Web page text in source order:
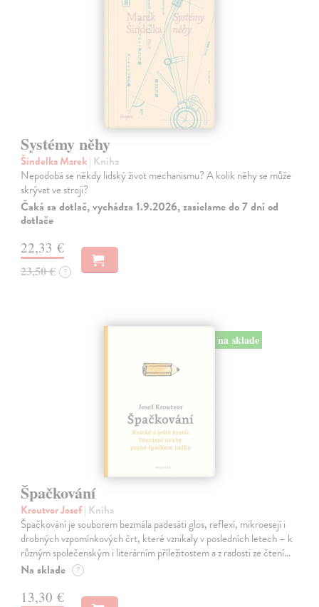
Systémy něhy
Šindelka Marek| Kniha
Nepodobá se někdy lidský život mechanismu? A kolik něhy se může
skrývat ve stroji?
Čaká sa dotlač, vychádza 1.9.2026, zasielame do 7 dní od
dotlače
22,33 €
23,50 € ?
na sklade
Špačkování
Kroutvor Josef| Kniha
Špačkování je souborem bezmála padesáti glos, reflexí, mikroesejí i
drobných vzpomínkových črt, které vznikaly v posledních letech – k
různým společenským i literárním příležitostem a z radosti ze čtení…
Na sklade ?
13,30 €